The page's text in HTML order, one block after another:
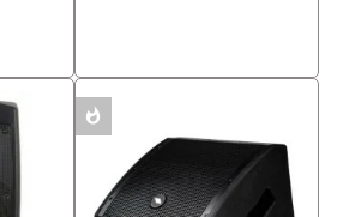
MULTIPACK whatshot